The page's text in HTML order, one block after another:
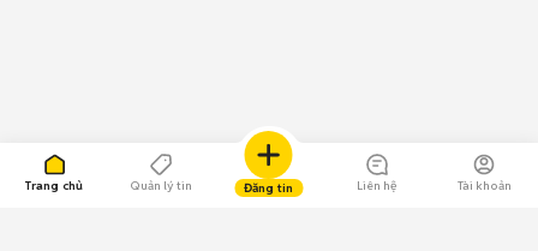
Trang chủ Quản lý tin Đăng tin Liên hệ Tài khoản